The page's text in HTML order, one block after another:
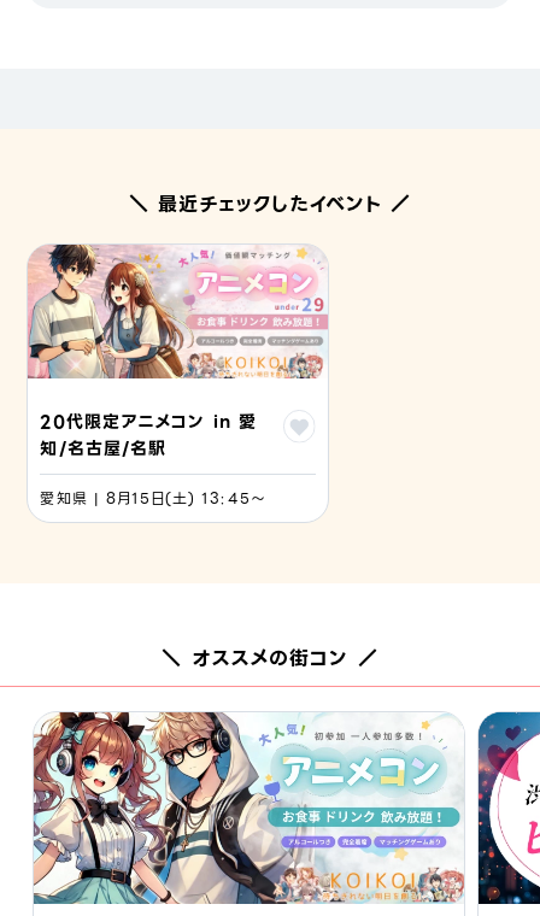
＼ 最近チェックしたイベント ／
20代限定アニメコン in 愛
知/名古屋/名駅
愛知県 | 8月15日(土) 13:45〜
＼ オススメの街コン ／